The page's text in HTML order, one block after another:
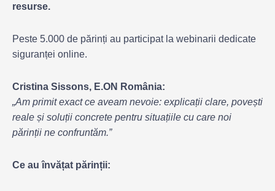
resurse.
Peste 5.000 de părinți au participat la webinarii dedicate
siguranței online.
Cristina Sissons, E.ON România:
„Am primit exact ce aveam nevoie: explicații clare, povești
reale și soluții concrete pentru situațiile cu care noi
părinții ne confruntăm.”
Ce au învățat părinții: